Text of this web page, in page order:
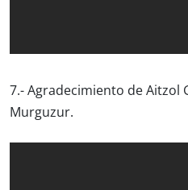
7.- Agradecimiento de Aitzol
Murguzur.